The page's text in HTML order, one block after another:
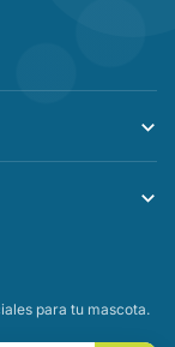
para tu mascota.